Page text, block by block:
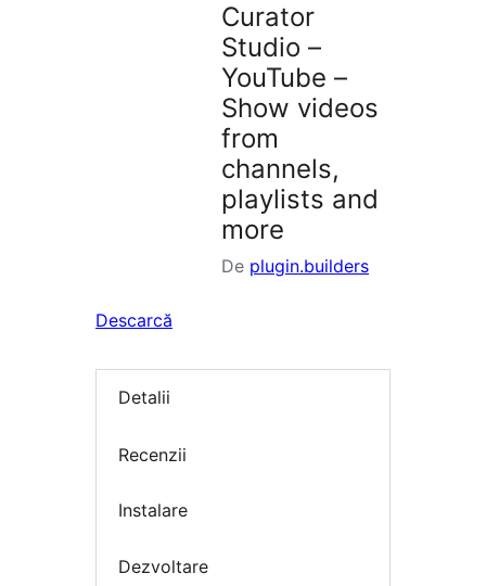
Curator
Studio –
YouTube –
Show videos
from
channels,
playlists and
more
De plugin.builders
Descarcă
Detalii
Recenzii
Instalare
Dezvoltare